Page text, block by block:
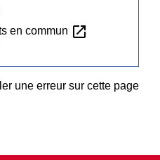
en commun open_in_new
une erreur sur cette page